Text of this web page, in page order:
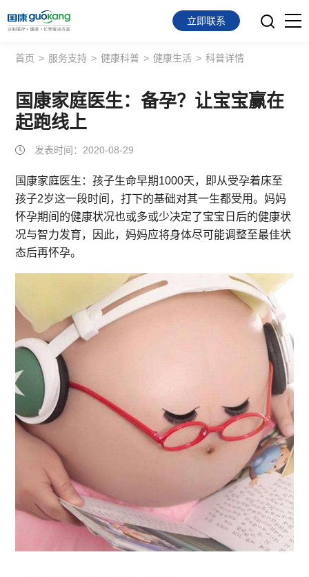
首页
面向会员
面向企业
关于我们
立即联系
首页 > 服务支持 > 健康科普 > 健康生活 > 科普详情
国康家庭医生：备孕？让宝宝赢在
起跑线上
发表时间：2020-08-29
国康家庭医生 ：孩子生命早期1000天，即从受孕着床至
孩子2岁这一段时间，打下的基础对其一生都受用。妈妈
怀孕期间的健康状况也或多或少决定了宝宝日后的健康状
况与智力发育，因此，妈妈应将身体尽可能调整至最佳状
态后再怀孕。